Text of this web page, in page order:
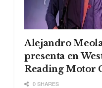
Alejandro
presenta en
Reading Motor
0 SHARES